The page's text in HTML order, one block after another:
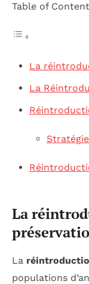
Table of
La
La
La
La
populations